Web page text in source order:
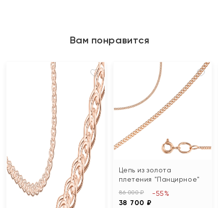
Вам понравится
Цепь из золота
плетения "Панцирное"
86 000 ₽
38 700 ₽
-55%